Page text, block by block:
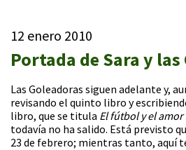
12 enero 2010
Portada de Sara y
Las Goleadoras siguen adelante y,
revisando el quinto libro y
libro, que se titula El fútbol y el
todavía no ha salido. Está previsto
23 de febrero; mientras tanto, aquí